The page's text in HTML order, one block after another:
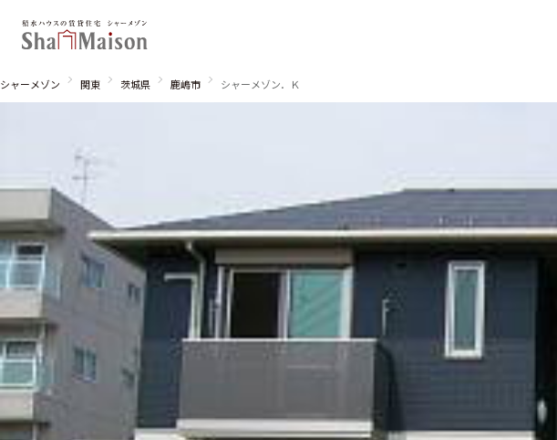
北海道 東北 関東
中部
関西
中国・四国 九州
シャーメゾン 関東 茨城県 鹿嶋市 シャーメゾン．Ｋ